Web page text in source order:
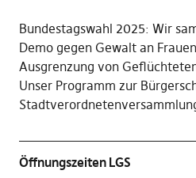
Bundestagswahl 2025: Wir
Demo gegen Gewalt an Frauen
Ausgrenzung von
Unser Programm zur
Öffnungszeiten LGS